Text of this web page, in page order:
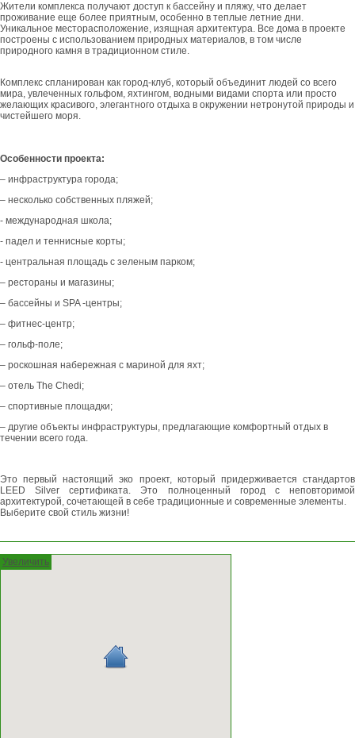
Жители комплекса получают доступ к бассейну и пляжу, что делает
проживание еще более приятным, особенно в теплые летние дни.
Уникальное месторасположение, изящная архитектура. Все дома в проекте
построены с использованием природных материалов, в том числе
природного камня в традиционном стиле.
Комплекс спланирован как город-клуб, который объединит людей со всего
мира, увлеченных гольфом, яхтингом, водными видами спорта или просто
желающих красивого, элегантного отдыха в окружении нетронутой природы и
чистейшего моря.
Особенности проекта:
– инфраструктура города;
– несколько собственных пляжей;
- международная школа;
- падел и теннисные корты;
- центральная площадь с зеленым парком;
– рестораны и магазины;
– бассейны и SPA -центры;
– фитнес-центр;
– гольф-поле;
– роскошная набережная с мариной для яхт;
– отель The Chedi;
– спортивные площадки;
– другие объекты инфраструктуры, предлагающие комфортный отдых в
течении всего года.
Это первый настоящий эко проект, который придерживается стандартов
LEED Silver сертификата. Это полноценный город с неповторимой
архитектурой, сочетающей в себе традиционные и современные элементы.
Выберите свой стиль жизни!
Увеличить